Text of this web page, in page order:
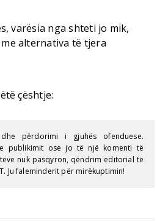
varësia nga shteti jo mik,
alternativa të tjera
çështje:
përdorimi i gjuhës ofenduese.
publikimit ose jo të një komenti të
nuk pasqyron, qëndrim editorial të
Ju faleminderit për mirëkuptimin!